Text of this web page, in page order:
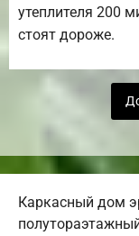
утеплителя 200
стоят дороже.
Каркасный дом